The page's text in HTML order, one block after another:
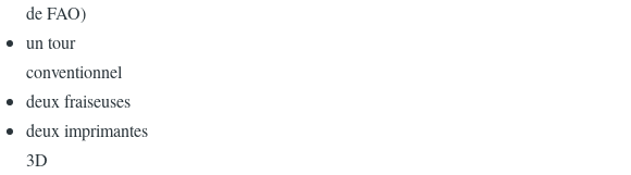
de FAO)
un tour
conventionnel
deux fraiseuses
deux imprimantes
3D